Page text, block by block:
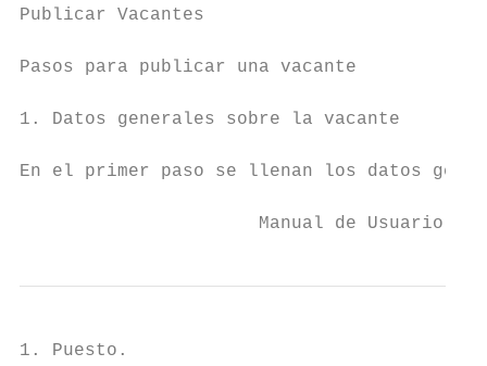
Publicar Vacantes
Pasos para publicar una vacante
1. Datos generales sobre la vacante
En el primer paso se llenan los datos
Manual de Usuario
1. Puesto.